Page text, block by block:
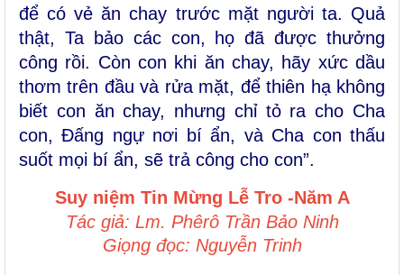
để có vẻ ăn chay trước mặt người ta. Quả
thật, Ta bảo các con, họ đã được thưởng
công rồi. Còn con khi ăn chay, hãy xức dầu
thơm trên đầu và rửa mặt, để thiên hạ không
biết con ăn chay, nhưng chỉ tỏ ra cho Cha
con, Ðấng ngự nơi bí ẩn, và Cha con thấu
suốt mọi bí ẩn, sẽ trả công cho con”.
Suy niệm Tin Mừng Lễ Tro -Năm A
Tác giả: Lm. Phêrô Trần Bảo Ninh
Giọng đọc: Nguyễn Trinh